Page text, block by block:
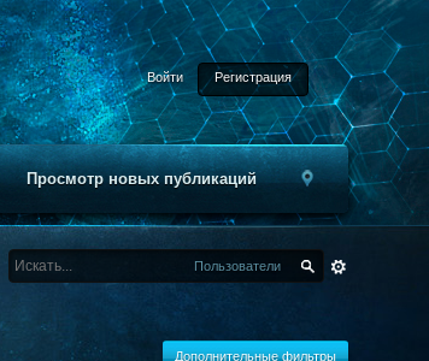
Войти Регистрация
Просмотр новых публикаций
Пользователи
Дополнительные фильтры